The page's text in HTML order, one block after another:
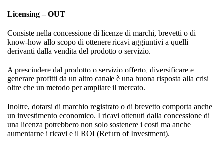
Licensing – OUT
Consiste nella concessione di licenze di marchi, brevetti o di
know-how allo scopo di ottenere ricavi aggiuntivi a quelli
derivanti dalla vendita del prodotto o servizio.
A prescindere dal prodotto o servizio offerto, diversificare e
generare profitti da un altro canale è una buona risposta alla crisi
oltre che un metodo per ampliare il mercato.
Inoltre, dotarsi di marchio registrato o di brevetto comporta anche
un investimento economico. I ricavi ottenuti dalla concessione di
una licenza potrebbero non solo sostenere i costi ma anche
aumentarne i ricavi e il ROI (Return of Investment).